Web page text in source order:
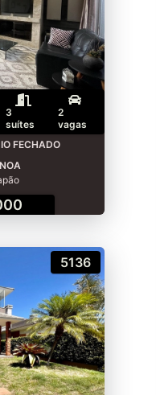
3
suítes
2
vagas
FECHADO
5136